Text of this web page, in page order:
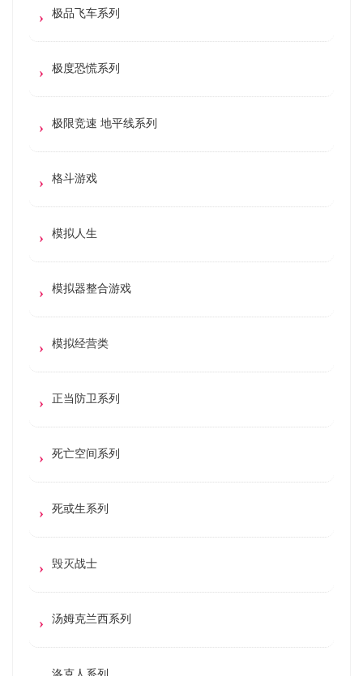
极品飞车系列
极度恐慌系列
极限竞速 地平线系列
格斗游戏
模拟人生
模拟器整合游戏
模拟经营类
正当防卫系列
死亡空间系列
死或生系列
毁灭战士
汤姆克兰西系列